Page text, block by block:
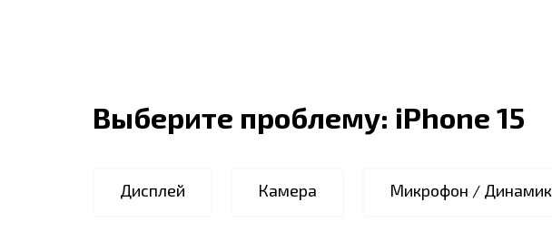
Выберите проблему: iPhone 15
Дисплей Камера Микрофон / Динамик